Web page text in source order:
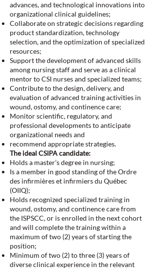
advances, and technological innovations into
organizational clinical guidelines;
Collaborate on strategic decisions regarding
product standardization, technology
selection, and the optimization of specialized
resources;
Support the development of advanced skills
among nursing staff and serve as a clinical
mentor to CSI nurses and specialized teams;
Contribute to the design, delivery, and
evaluation of advanced training activities in
wound, ostomy, and continence care;
Monitor scientific, regulatory, and
professional developments to anticipate
organizational needs and
recommend appropriate strategies.
The ideal CSIPA candidate:
Holds a master’s degree in nursing;
Is a member in good standing of the Ordre
des infirmières et infirmiers du Québec
(OIIQ);
Holds recognized specialized training in
wound, ostomy, and continence care from
the ISPSCC, or is enrolled in the next cohort
and will complete the training within a
maximum of two (2) years of starting the
position;
Minimum of two (2) to three (3) years of
diverse clinical experience in the relevant